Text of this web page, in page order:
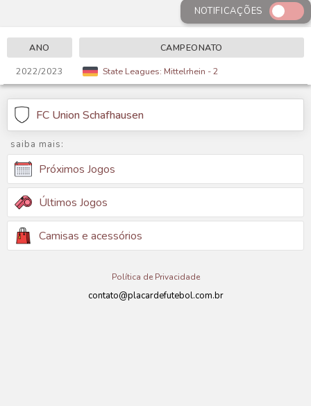
NOTIFICAÇÕES
ANO
CAMPEONATO
2022/2023
State Leagues: Mittelrhein - 2
FC Union Schafhausen
saiba mais:
Próximos Jogos
Últimos Jogos
Camisas e acessórios
Política de Privacidade
contato@placardefutebol.com.br